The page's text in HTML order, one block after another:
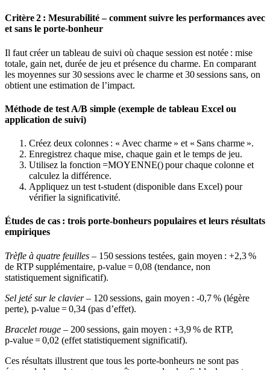
Critère 2 : Mesurabilité – comment suivre les performances avec
et sans le porte‑bonheur
Il faut créer un tableau de suivi où chaque session est notée : mise
totale, gain net, durée de jeu et présence du charme. En comparant
les moyennes sur 30 sessions avec le charme et 30 sessions sans, on
obtient une estimation de l’impact.
Méthode de test A/B simple (exemple de tableau Excel ou
application de suivi)
Créez deux colonnes : « Avec charme » et « Sans charme ».
Enregistrez chaque mise, chaque gain et le temps de jeu.
Utilisez la fonction =MOYENNE() pour chaque colonne et
calculez la différence.
Appliquez un test t‑student (disponible dans Excel) pour
vérifier la significativité.
Études de cas : trois porte‑bonheurs populaires et leurs résultats
empiriques
Trèfle à quatre feuilles – 150 sessions testées, gain moyen : +2,3 %
de RTP supplémentaire, p‑value = 0,08 (tendance, non
statistiquement significatif).
Sel jeté sur le clavier– 120 sessions, gain moyen : -0,7 % (légère
perte), p‑value = 0,34 (pas d’effet).
Bracelet rouge – 200 sessions, gain moyen : +3,9 % de RTP,
p‑value = 0,02 (effet statistiquement significatif).
Ces résultats illustrent que tous les porte‑bonheurs ne sont pas